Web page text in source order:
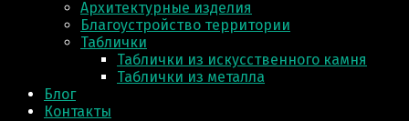
Архитектурные изделия
Благоустройство территории
Таблички
Таблички из искусственного камня
Таблички из металла
Блог
Контакты